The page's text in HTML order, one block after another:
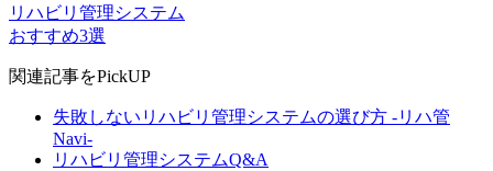
リハビリ管理システム
おすすめ3選
関連記事をPickUP
失敗しないリハビリ管理システムの選び方 -リハ管
Navi-
リハビリ管理システムQ&A